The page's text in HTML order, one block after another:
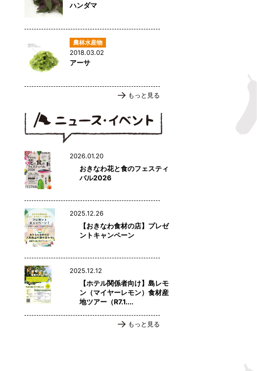
ハンダマ
2018.03.02
アーサ
もっと見る
2026.01.20
おきなわ花と食のフェスティ
バル2026
2025.12.26
【おきなわ食材の店】プレゼ
ントキャンペーン
2025.12.12
【ホテル関係者向け】島レモ
ン（マイヤーレモン）食材産
地ツアー（R7.1....
もっと見る